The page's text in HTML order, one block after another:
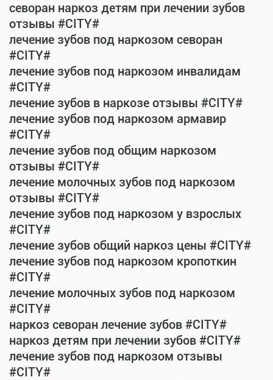
севоран наркоз детям при лечении зубов
отзывы #CITY#
лечение зубов под наркозом севоран
#CITY#
лечение зубов под наркозом инвалидам
#CITY#
лечение зубов в наркозе отзывы #CITY#
лечение зубов под наркозом армавир
#CITY#
лечение зубов под общим наркозом
отзывы #CITY#
лечение молочных зубов под наркозом
отзывы #CITY#
лечение зубов под наркозом у взрослых
#CITY#
лечение зубов общий наркоз цены #CITY#
лечение зубов под наркозом кропоткин
#CITY#
лечение молочных зубов под наркозом
#CITY#
наркоз севоран лечение зубов #CITY#
наркоз детям при лечении зубов #CITY#
лечение зубов под наркозом отзывы
#CITY#